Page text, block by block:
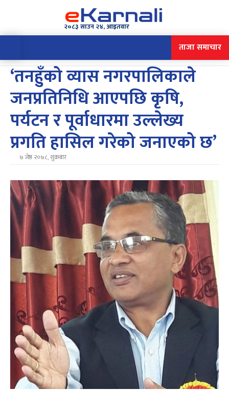
२०८३ साउन २४, आइतवार
ताजा समाचार
‘तनहुँको व्यास नगरपालिकाले
जनप्रतिनिधि आएपछि कृषि,
पर्यटन र पूर्वाधारमा उल्लेख्य
प्रगति हासिल गरेको जनाएको छ’
७ जेष्ठ २०७८, शुक्रबार